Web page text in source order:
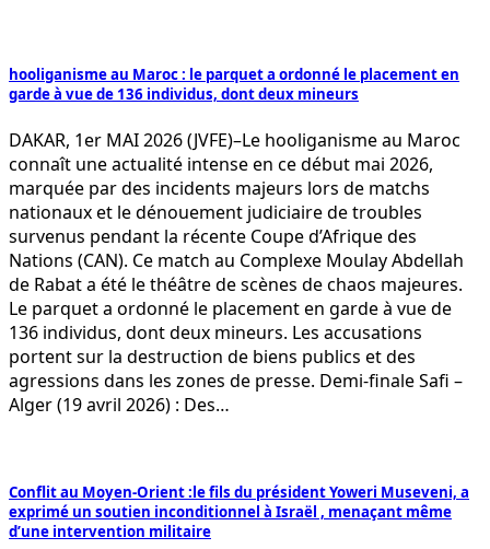
hooliganisme au Maroc : le parquet a ordonné le placement en
garde à vue de 136 individus, dont deux mineurs
DAKAR, 1er MAI 2026 (JVFE)–Le hooliganisme au Maroc
connaît une actualité intense en ce début mai 2026,
marquée par des incidents majeurs lors de matchs
nationaux et le dénouement judiciaire de troubles
survenus pendant la récente Coupe d’Afrique des
Nations (CAN). Ce match au Complexe Moulay Abdellah
de Rabat a été le théâtre de scènes de chaos majeures.
Le parquet a ordonné le placement en garde à vue de
136 individus, dont deux mineurs. Les accusations
portent sur la destruction de biens publics et des
agressions dans les zones de presse. Demi-finale Safi –
Alger (19 avril 2026) : Des…
Conflit au Moyen-Orient :le fils du président Yoweri Museveni, a
exprimé un soutien inconditionnel à Israël , menaçant même
d’une intervention militaire